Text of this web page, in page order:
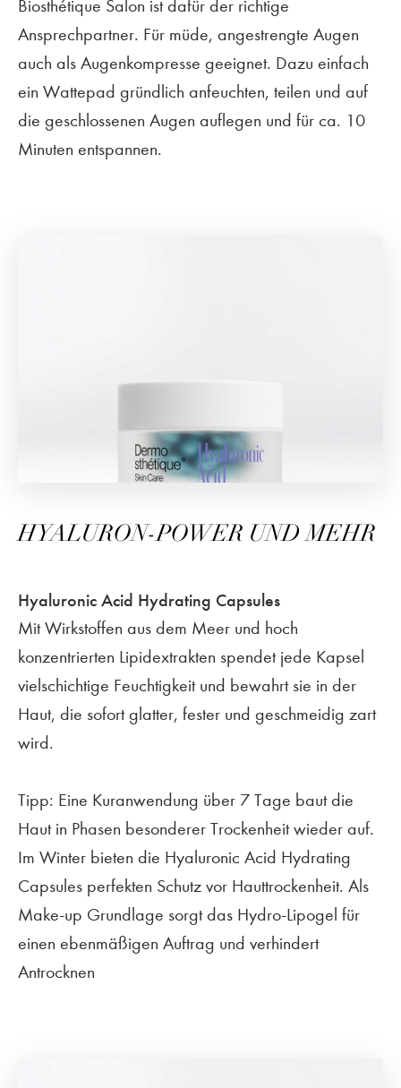
Biosthétique Salon ist dafür der richtige
Ansprechpartner. Für müde, angestrengte Augen
auch als Augenkompresse geeignet. Dazu einfach
ein Wattepad gründlich anfeuchten, teilen und auf
die geschlossenen Augen auflegen und für ca. 10
Minuten entspannen.
HYALURON-POWER UND MEHR
Hyaluronic Acid Hydrating Capsules
Mit Wirkstoffen aus dem Meer und hoch
konzentrierten Lipidextrakten spendet jede Kapsel
vielschichtige Feuchtigkeit und bewahrt sie in der
Haut, die sofort glatter, fester und geschmeidig zart
wird.
Tipp: Eine Kuranwendung über 7 Tage baut die
Haut in Phasen besonderer Trockenheit wieder auf.
Im Winter bieten die Hyaluronic Acid Hydrating
Capsules perfekten Schutz vor Hauttrockenheit. Als
Make-up Grundlage sorgt das Hydro-Lipogel für
einen ebenmäßigen Auftrag und verhindert
Antrocknen